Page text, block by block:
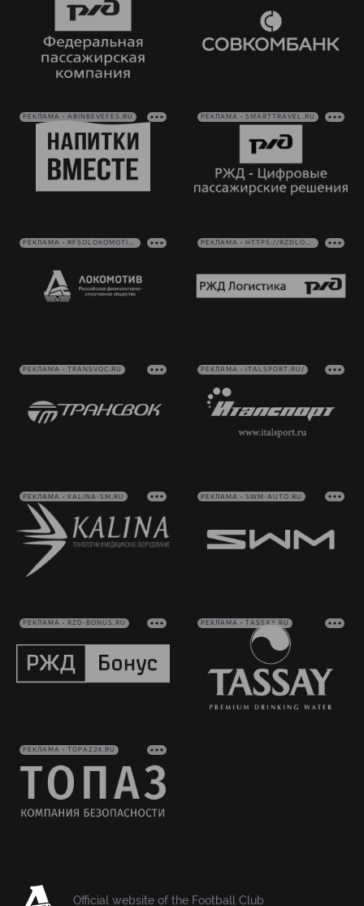
РЕКЛАМА • ABINBEVEFES.RU РЕКЛАМА • SMARTTRAVEL.RU
РЕКЛАМА • RFSOLOKOMOTIV.RU РЕКЛАМА • HTTPS://RZDLOG.RU/
РЕКЛАМА • TRANSVOC.RU РЕКЛАМА • ITALSPORT.RU/
РЕКЛАМА • KALINA-SM.RU РЕКЛАМА • SWM-AUTO.RU
РЕКЛАМА • RZD-BONUS.RU РЕКЛАМА • TASSAY.RU
РЕКЛАМА • TOPAZ24.RU
Official website of the Football Club